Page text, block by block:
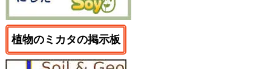
植物のミカタの掲示板